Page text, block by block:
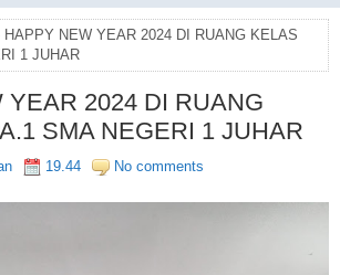
HAPPY NEW YEAR 2024 DI RUANG KELAS
1 JUHAR
YEAR 2024 DI RUANG
SMA NEGERI 1 JUHAR
19.44 No comments